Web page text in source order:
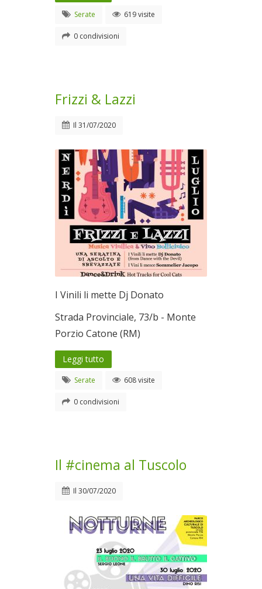
Serate 619 visite
0 condivisioni
Frizzi & Lazzi
Il 31/07/2020
I Vinili li mette Dj Donato
Strada Provinciale, 73/b - Monte
Porzio Catone (RM)
Leggi tutto
Serate 608 visite
0 condivisioni
Il #cinema al Tuscolo
Il 30/07/2020